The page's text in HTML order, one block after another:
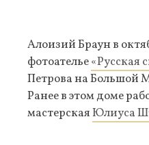
Алоизий Браун в
фотоателье«Русская
Петрова на Большой
Ранее в этом доме
мастерскаяЮлиуса